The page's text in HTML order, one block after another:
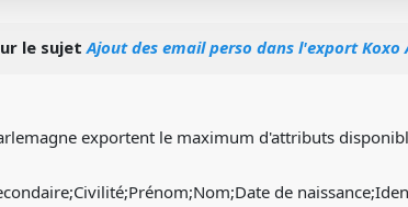
le sujetAjout des email perso dans l'export Koxo
exportent le maximum d'attributs
de